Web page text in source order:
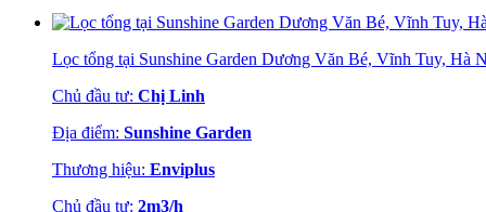
Lọc tổng tại Sunshine Garden Dương Văn Bé, Vĩnh Tuy, Hà
Chủ đầu tư: Chị Linh
Địa điểm: Sunshine Garden
Thương hiệu: Enviplus
Chủ đầu tư: 2m3/h